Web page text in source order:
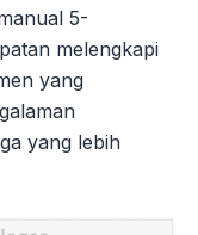
5-
melengkapi
yang
yang lebih